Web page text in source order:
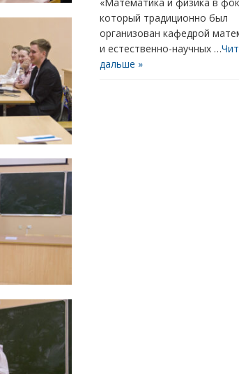
который традиционно был
организован кафедрой
и естественно-научных …
дальше »